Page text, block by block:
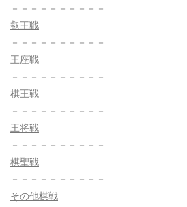
－－－－－－－－－－
叡王戦
－－－－－－－－－－
王座戦
－－－－－－－－－－
棋王戦
－－－－－－－－－－
王将戦
－－－－－－－－－－
棋聖戦
－－－－－－－－－－
その他棋戦